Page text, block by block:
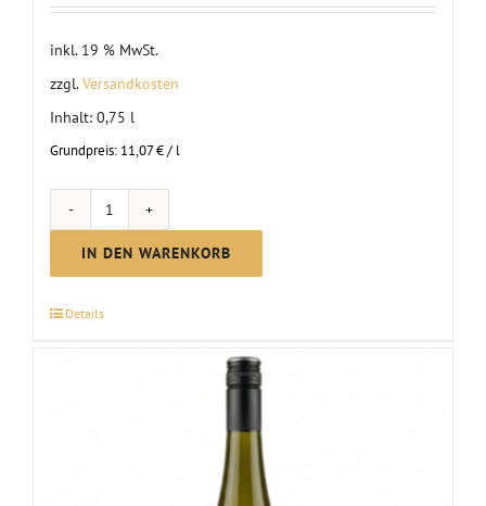
inkl. 19 % MwSt.
zzgl.Versandkosten
Inhalt: 0,75 l
Grundpreis: 11,07€/ l
Scheurebe
lieblich
|
IN DEN WARENKORB
Details